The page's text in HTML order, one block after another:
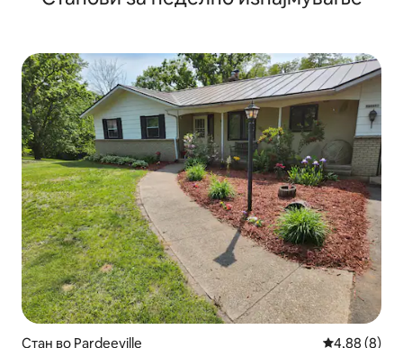
Стан во Pardeeville Просечна
4,88 (8)